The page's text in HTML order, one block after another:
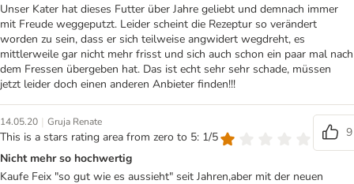
Unser Kater hat dieses Futter über Jahre geliebt und demnach immer
mit Freude weggeputzt. Leider scheint die Rezeptur so verändert
worden zu sein, dass er sich teilweise angwidert wegdreht, es
mittlerweile gar nicht mehr frisst und sich auch schon ein paar mal nach
dem Fressen übergeben hat. Das ist echt sehr sehr schade, müssen
jetzt leider doch einen anderen Anbieter finden!!!
14.05.20 | Gruja Renate
This is a stars rating area from zero to 5: 1/5
9
Nicht mehr so hochwertig
Kaufe Feix "so gut wie es aussieht" seit Jahren,aber mit der neuen